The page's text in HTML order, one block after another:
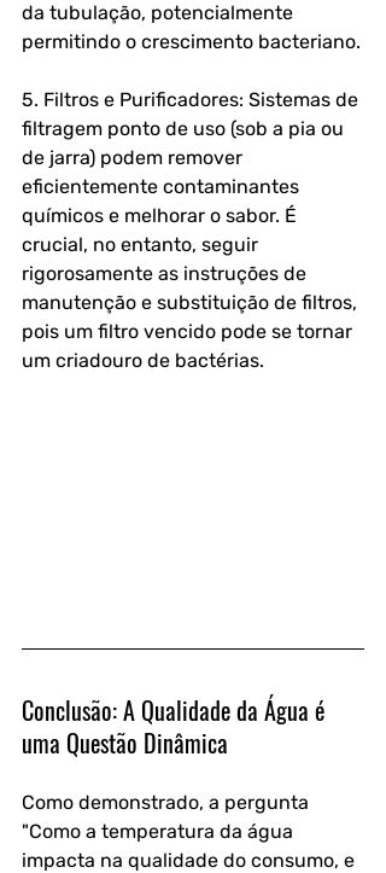
da tubulação, potencialmente
permitindo o crescimento bacteriano.
5. Filtros e Purificadores: Sistemas de
filtragem ponto de uso (sob a pia ou
de jarra) podem remover
eficientemente contaminantes
químicos e melhorar o sabor. É
crucial, no entanto, seguir
rigorosamente as instruções de
manutenção e substituição de filtros,
pois um filtro vencido pode se tornar
um criadouro de bactérias.
Conclusão: A Qualidade da Água é
uma Questão Dinâmica
Como demonstrado, a pergunta
"Como a temperatura da água
impacta na qualidade do consumo, e